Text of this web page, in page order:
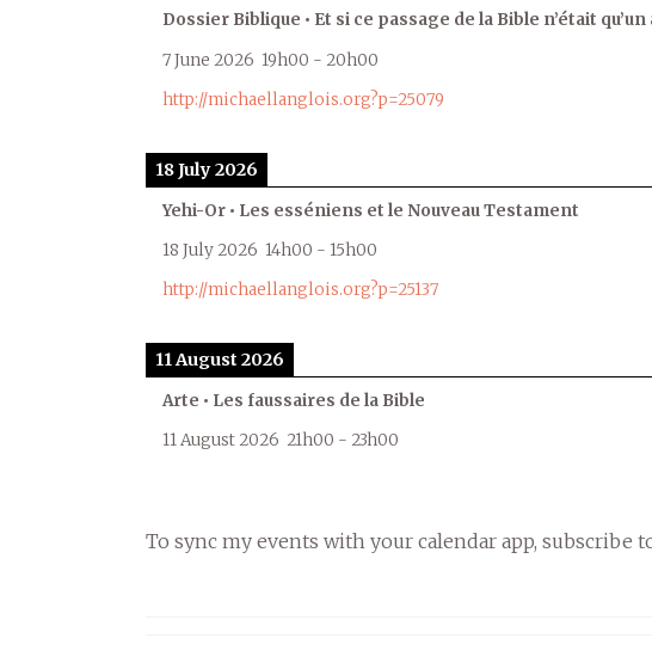
Dossier Biblique • Et si ce passage de la Bible n’était qu’un
7 June 2026 19h00 - 20h00
http://michaellanglois.org?p=25079
18 July 2026
Yehi-Or • Les esséniens et le Nouveau Testament
18 July 2026 14h00 - 15h00
http://michaellanglois.org?p=25137
11 August 2026
Arte • Les faussaires de la Bible
11 August 2026 21h00 - 23h00
To sync my events with your calendar app, subscribe